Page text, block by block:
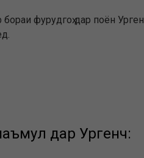
фурудгоҳ дар поён
дар Ургенч: